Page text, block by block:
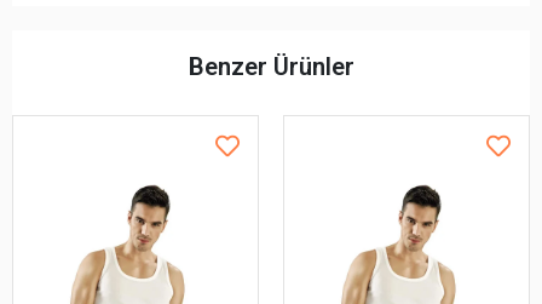
Benzer Ürünler